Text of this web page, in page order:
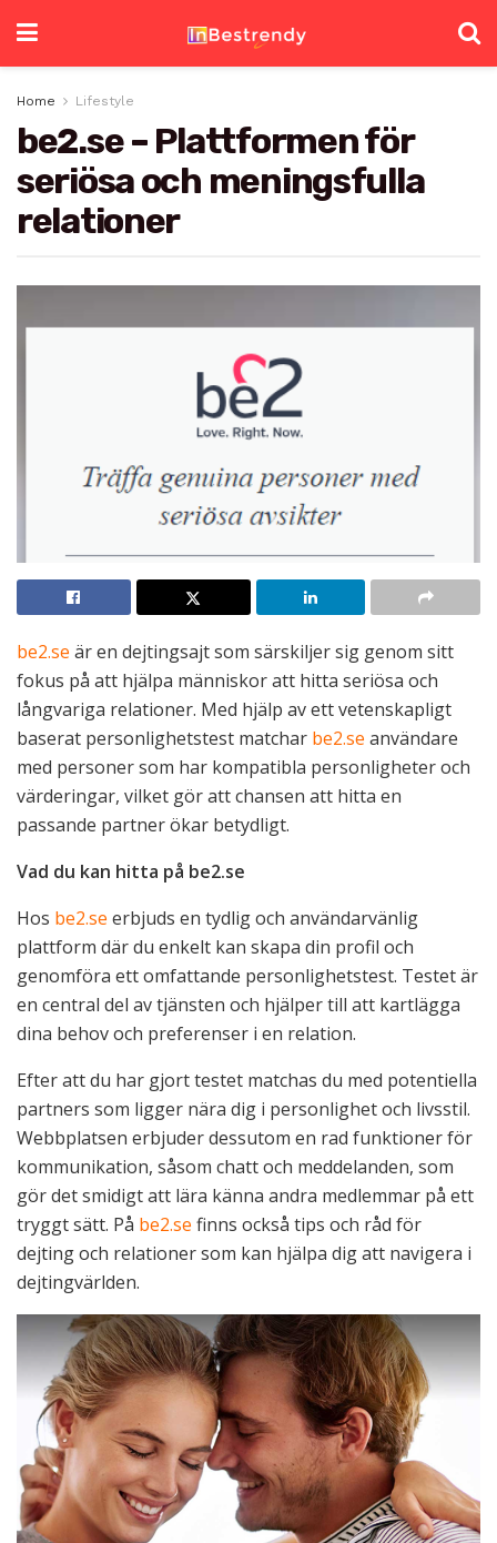
Home Lifestyle
be2.se – Plattformen för
seriösa och meningsfulla
relationer
be2.se är en dejtingsajt som särskiljer sig genom sitt
fokus på att hjälpa människor att hitta seriösa och
långvariga relationer. Med hjälp av ett vetenskapligt
baserat personlighetstest matchar be2.se användare
med personer som har kompatibla personligheter och
värderingar, vilket gör att chansen att hitta en
passande partner ökar betydligt.
Vad du kan hitta på be2.se
Hos be2.se erbjuds en tydlig och användarvänlig
plattform där du enkelt kan skapa din profil och
genomföra ett omfattande personlighetstest. Testet är
en central del av tjänsten och hjälper till att kartlägga
dina behov och preferenser i en relation.
Efter att du har gjort testet matchas du med potentiella
partners som ligger nära dig i personlighet och livsstil.
Webbplatsen erbjuder dessutom en rad funktioner för
kommunikation, såsom chatt och meddelanden, som
gör det smidigt att lära känna andra medlemmar på ett
tryggt sätt. På be2.se finns också tips och råd för
dejting och relationer som kan hjälpa dig att navigera i
dejtingvärlden.